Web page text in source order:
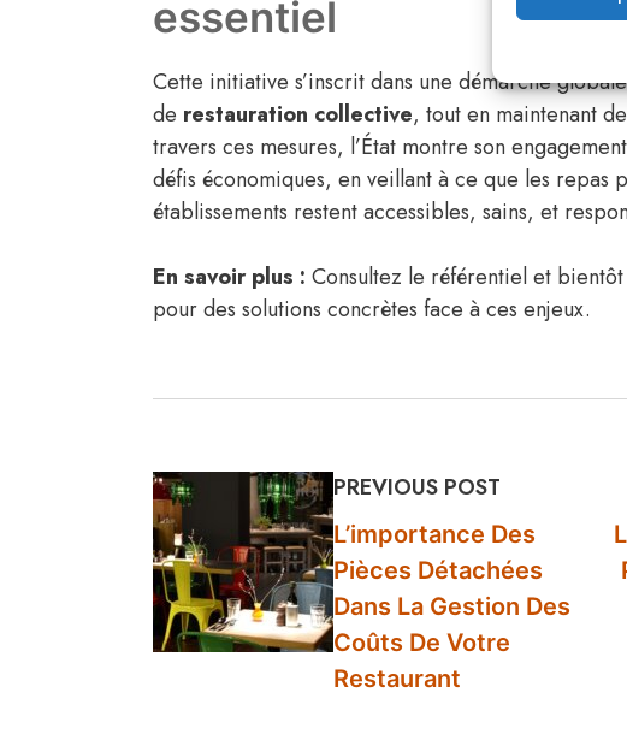
essentiel
Cette initiative s’inscrit dans une démarche
de restauration collective, tout en maintenant
travers ces mesures, l’État montre son
défis économiques, en veillant à ce que les repas
établissements restent accessibles, sains, et
En savoir plus : Consultez le référentiel et
pour des solutions concrètes face à ces enjeux.
PREVIOUS POST
L’importance Des
Pièces Détachées
Dans La Gestion Des
Coûts De Votre
Restaurant